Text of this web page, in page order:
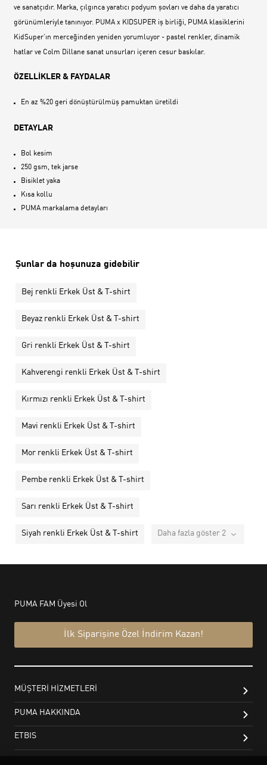
ve sanatçıdır. Marka, çılgınca yaratıcı podyum şovları ve daha da yaratıcı
görünümleriyle tanınıyor. PUMA x KIDSUPER iş birliği, PUMA klasiklerini
KidSuper‘ın merceğinden yeniden yorumluyor - pastel renkler, dinamik
hatlar ve Colm Dillane sanat unsurları içeren cesur baskılar.
ÖZELLİKLER & FAYDALAR
En az %20 geri dönüştürülmüş pamuktan üretildi
DETAYLAR
Bol kesim
250 gsm, tek jarse
Bisiklet yaka
Kısa kollu
PUMA markalama detayları
Şunlar da hoşunuza gidebilir
Bej renkli Erkek Üst & T-shirt
Beyaz renkli Erkek Üst & T-shirt
Gri renkli Erkek Üst & T-shirt
Kahverengi renkli Erkek Üst & T-shirt
Kırmızı renkli Erkek Üst & T-shirt
Mavi renkli Erkek Üst & T-shirt
Mor renkli Erkek Üst & T-shirt
Pembe renkli Erkek Üst & T-shirt
Sarı renkli Erkek Üst & T-shirt
Siyah renkli Erkek Üst & T-shirt Daha fazla göster 2